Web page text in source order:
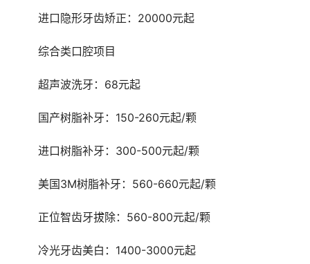
	进口隐形牙齿矫正：20000元起
	综合类口腔项目
	超声波洗牙：68元起
	国产树脂补牙：150-260元起/颗
	进口树脂补牙：300-500元起/颗
	美国3M树脂补牙：560-660元起/颗
	正位智齿牙拔除：560-800元起/颗
	冷光牙齿美白：1400-3000元起